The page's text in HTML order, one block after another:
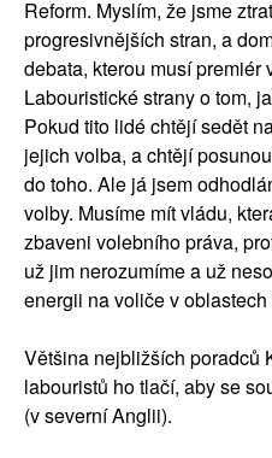
Reform. Myslím, že jsme
progresivnějších stran, a
debata, kterou musí premiér
Labouristické strany o tom,
Pokud tito lidé chtějí sedět
jejich volba, a chtějí
do toho. Ale já jsem
volby. Musíme mít vládu,
zbaveni volebního práva,
už jim nerozumíme a už
energii na voliče v
Většina nejbližších poradců
labouristů ho tlačí, aby se
(v severní Anglii).